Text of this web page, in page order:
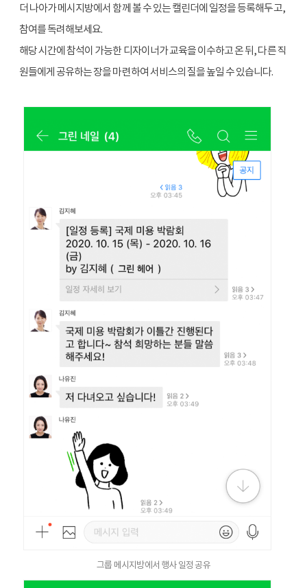
더 나아가 메시지방에서 함께 볼 수 있는 캘린더에 일정을 등록해두고,
참여를 독려해보세요.
해당 시간에 참석이 가능한 디자이너가 교육을 이수하고 온 뒤, 다른 직
원들에게 공유하는 장을 마련하여 서비스의 질을 높일 수 있습니다.
그룹 메시지방에서 행사 일정 공유